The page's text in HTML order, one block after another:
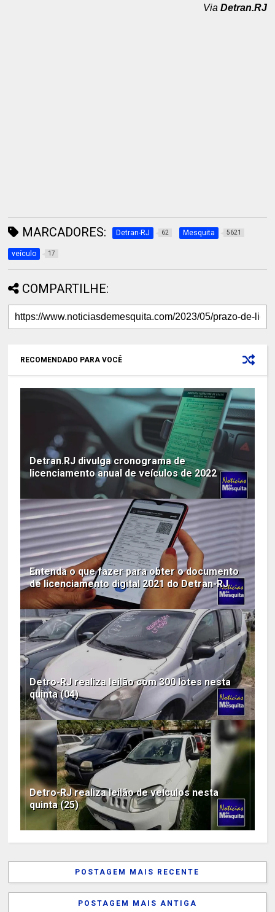
Via Detran.RJ
MARCADORES: Detran-RJ 62 Mesquita 5621
veículo 17
COMPARTILHE:
RECOMENDADO PARA VOCÊ
Detran.RJ divulga cronograma de
licenciamento anual de veículos de 2022
Entenda o que fazer para obter o documento
de licenciamento digital 2021 do Detran-RJ
Detro-RJ realiza leilão com 300 lotes nesta
quinta (04)
Detro-RJ realiza leilão de veículos nesta
quinta (25)
POSTAGEM MAIS RECENTE
POSTAGEM MAIS ANTIGA